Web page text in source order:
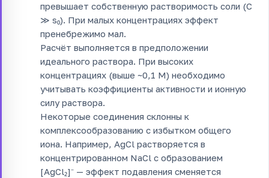
превышает собственную растворимость соли (C
≫ s₀). При малых концентрациях эффект
пренебрежимо мал.
Расчёт выполняется в предположении
идеального раствора. При высоких
концентрациях (выше ~0,1 М) необходимо
учитывать коэффициенты активности и ионную
силу раствора.
Некоторые соединения склонны к
комплексообразованию с избытком общего
иона. Например, AgCl растворяется в
концентрированном NaCl с образованием
[AgCl₂]⁻ — эффект подавления сменяется